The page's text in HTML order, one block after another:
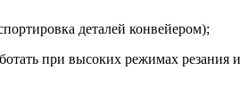
деталей конвейером);
при высоких режимах